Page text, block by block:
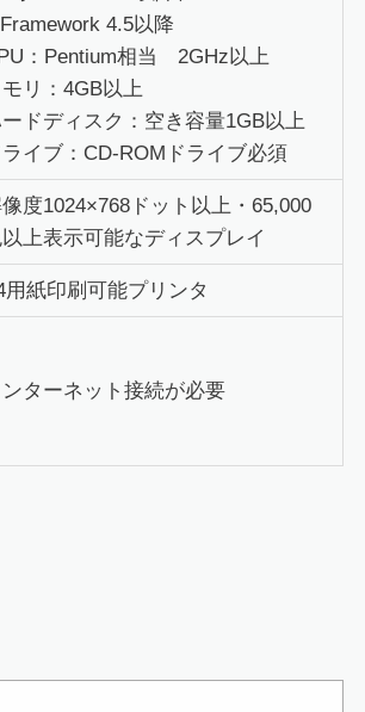
4.5以降
：Pentium相当 2GHz以上
モリ：4GB以上
ドディスク：空き容量1GB以上
ライブ：CD-ROMドライブ必須
度1024×768ドット以上・65,000
上表示可能なディスプレイ
用紙印刷可能プリンタ
ターネット接続が必要